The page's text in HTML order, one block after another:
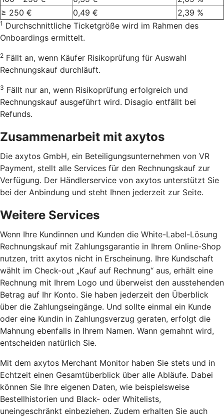
≥ 250 €
0,49 € 2,39 %
1 Durchschnittliche Ticketgröße wird im Rahmen des
Onboardings ermittelt.
2 Fällt an, wenn Käufer Risikoprüfung für Auswahl
Rechnungskauf durchläuft.
3 Fällt nur an, wenn Risikoprüfung erfolgreich und
Rechnungskauf ausgeführt wird. Disagio entfällt bei
Refunds.
Zusammenarbeit mit axytos
Die axytos GmbH, ein Beteiligungsunternehmen von VR
Payment, stellt alle Services für den Rechnungskauf zur
Verfügung. Der Händlerservice von axytos unterstützt Sie
bei der Anbindung und steht Ihnen jederzeit zur Seite.
Weitere Services
Wenn Ihre Kundinnen und Kunden die White-Label-Lösung
Rechnungskauf mit Zahlungsgarantie in Ihrem Online-Shop
nutzen, tritt axytos nicht in Erscheinung. Ihre Kundschaft
wählt im Check-out „Kauf auf Rechnung“ aus, erhält eine
Rechnung mit Ihrem Logo und überweist den ausstehenden
Betrag auf Ihr Konto. Sie haben jederzeit den Überblick
über die Zahlungseingänge. Und sollte einmal ein Kunde
oder eine Kundin in Zahlungsverzug geraten, erfolgt die
Mahnung ebenfalls in Ihrem Namen. Wann gemahnt wird,
entscheiden natürlich Sie.
Mit dem axytos Merchant Monitor haben Sie stets und in
Echtzeit einen Gesamtüberblick über alle Abläufe. Dabei
können Sie Ihre eigenen Daten, wie beispielsweise
Bestellhistorien und Black- oder Whitelists,
uneingeschränkt einbeziehen. Zudem erhalten Sie auch